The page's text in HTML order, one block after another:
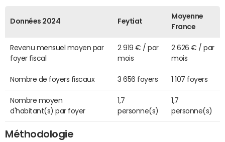
Données 2024 Feytiat
Moyenne
France
Revenu mensuel moyen par
foyer fiscal
2 919 € / par
mois
2 626 € / par
mois
Nombre de foyers fiscaux 3 656 foyers 1 107 foyers
Nombre moyen
d'habitant(s) par foyer
1,7
personne(s)
1,7
personne(s)
Méthodologie